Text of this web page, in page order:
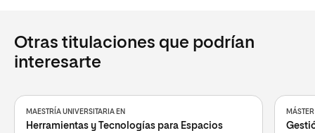
Otras titulaciones que podrían
interesarte
MAESTRÍA UNIVERSITARIA EN
Herramientas y Tecnologías para Espacios